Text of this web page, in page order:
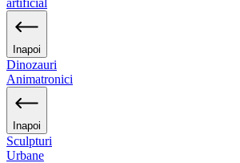
artificial
Inapoi
Dinozauri
Animatronici
Inapoi
Sculpturi
Urbane